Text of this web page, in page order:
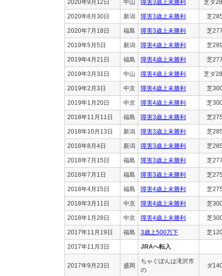
2020年9月12日 中山 障害3歳上未勝利 芝ダ
2020年8月30日 新潟 障害3歳上未勝利 芝
2020年7月18日 福島 障害3歳上未勝利 芝
2019年5月5日 新潟 障害4歳上未勝利 芝
2019年4月21日 福島 障害4歳上未勝利 芝
2019年3月31日 中山 障害4歳上未勝利 芝ダ
2019年2月3日 中京 障害4歳上未勝利 芝
2019年1月20日 中京 障害4歳上未勝利 芝
2018年11月11日 福島 障害3歳上未勝利 芝
2018年10月13日 新潟 障害3歳上未勝利 芝
2018年8月4日 新潟 障害3歳上未勝利 芝
2018年7月15日 福島 障害3歳上未勝利 芝
2018年7月1日 福島 障害3歳上未勝利 芝
2018年4月15日 福島 障害4歳上未勝利 芝
2018年3月11日 中京 障害4歳上未勝利 芝
2018年1月28日 中京 障害4歳上未勝利 芝
2017年11月19日 福島 3歳上500万下 芝
2017年11月3日 JRAへ転入
2017年9月23日 盛岡
ちゃぐぽんは滝沢市
の
ダ